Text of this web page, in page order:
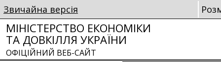
Звичайна версія
МІНІСТЕРСТВО ЕКОНОМІКИ
ТА ДОВКІЛЛЯ УКРАЇНИ
ОФІЦІЙНИЙ ВЕБ-САЙТ